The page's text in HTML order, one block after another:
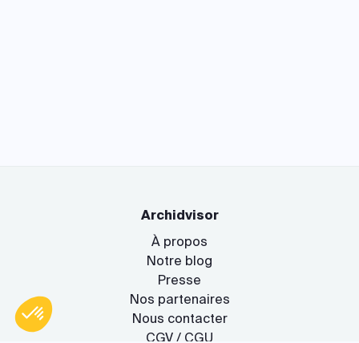
Archidvisor
À propos
Notre blog
Presse
Nos partenaires
Nous contacter
CGV / CGU